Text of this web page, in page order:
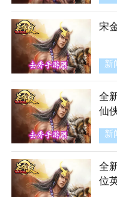
宋
新
全
仙
新
全
位